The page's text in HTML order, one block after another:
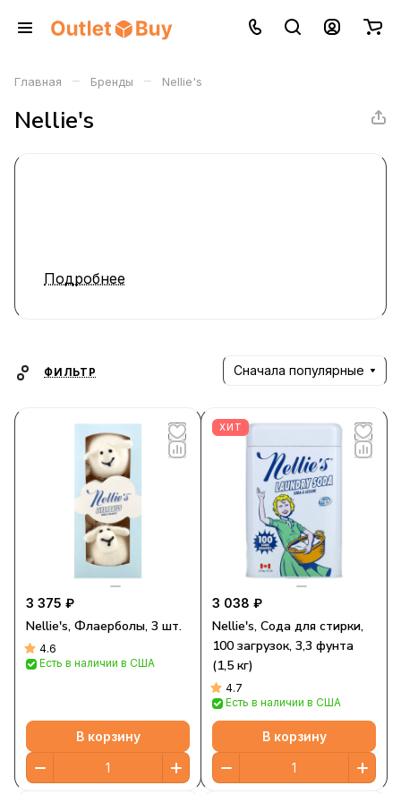
Главная – Бренды – Nellie's
Nellie's
Подробнее
ФИЛЬТР Сначала популярные
3 375 ₽
Nellie's, Флаерболы, 3 шт.
4.6
Есть в наличии в США
В корзину
ХИТ
3 038 ₽
Nellie's, Сода для стирки,
100 загрузок, 3,3 фунта
(1,5 кг)
4.7
Есть в наличии в США
В корзину